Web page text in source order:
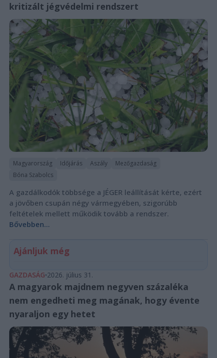
kritizált jégvédelmi rendszert
Magyarország Időjárás Aszály
Mezőgazdaság
Bóna Szabolcs
A gazdálkodók többsége a JÉGER leállítását kérte, ezért
a jövőben csupán négy vármegyében, szigorúbb
feltételek mellett működik tovább a rendszer.
Bővebben...
Ajánljuk még
GAZDASÁG 2026. július 31.
A magyarok majdnem negyven százaléka
nem engedheti meg magának, hogy évente
nyaraljon egy hetet